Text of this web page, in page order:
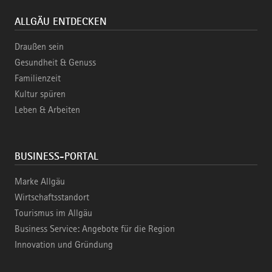
ALLGÄU ENTDECKEN
Draußen sein
Gesundheit & Genuss
Familienzeit
Kultur spüren
Leben & Arbeiten
BUSINESS-PORTAL
Marke Allgäu
Wirtschaftsstandort
Tourismus im Allgäu
Business Service: Angebote für die Region
Innovation und Gründung